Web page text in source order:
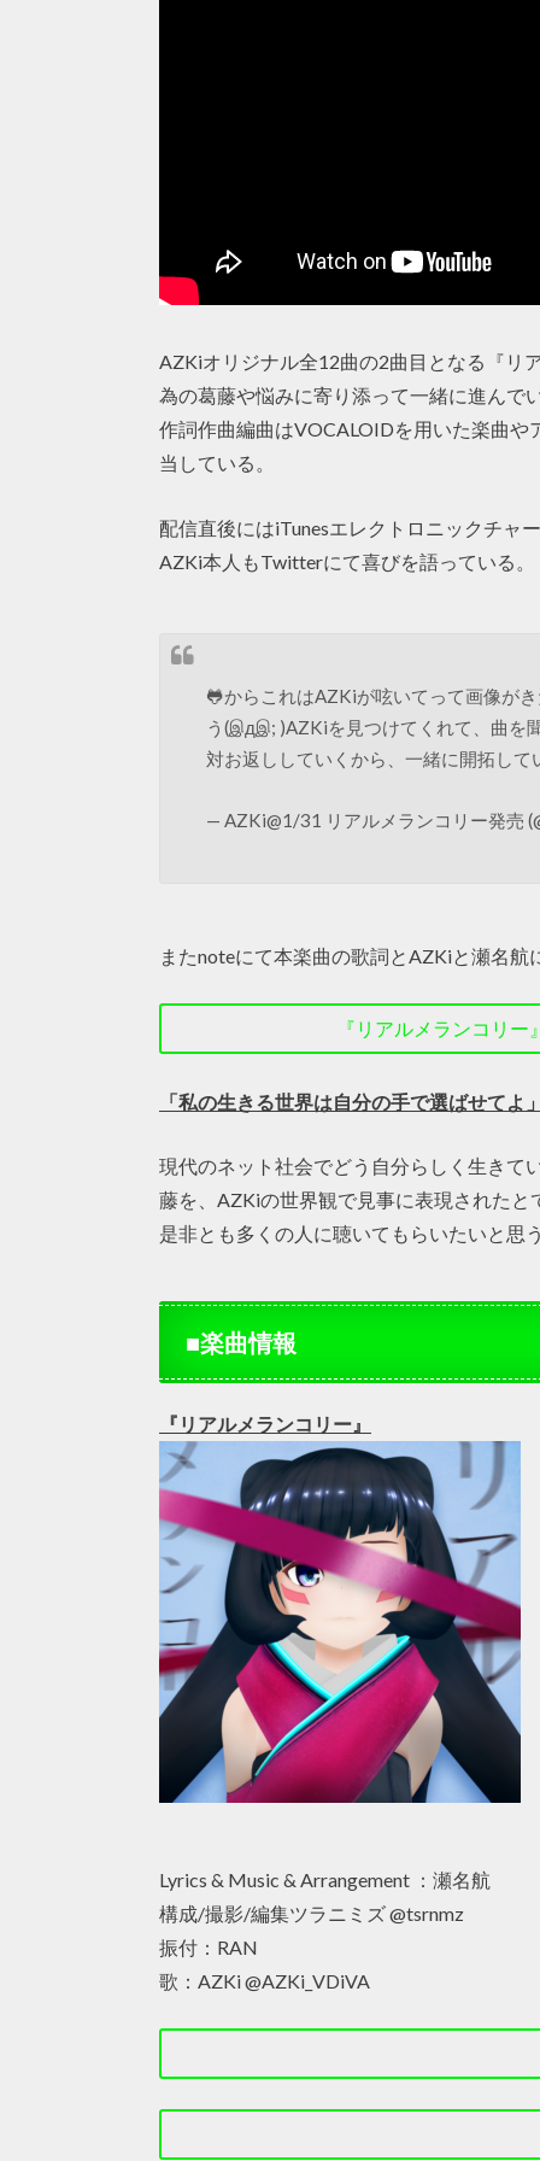
AZKiオリジナル全12曲の2曲目となる『リ
為の葛藤や悩みに寄り添って一緒に進んで
作詞作曲編曲はVOCALOIDを用いた楽曲
当している。
配信直後にはiTunesエレクトロニックチャ
AZKi本人もTwitterにて喜びを語っている。
🐸からこれはAZKiが呟いてって画像が
う(இдஇ; )AZKiを見つけてくれて、曲を
対お返ししていくから、一緒に開拓し
— AZKi@1/31 リアルメランコリー発売
またnoteにて本楽曲の歌詞とAZKiと瀬名
『リアルメランコリ
「私の生きる世界は自分の手で選ばせてよ
現代のネット社会でどう自分らしく生きて
藤を、AZKiの世界観で見事に表現されたと
是非とも多くの人に聴いてもらいたいと思
■楽曲情報
『リアルメランコリー』
Lyrics & Music & Arrangement ：瀬名航
構成/撮影/編集ツラニミズ @tsrnmz
振付：RAN
歌：AZKi @AZKi_VDiVA